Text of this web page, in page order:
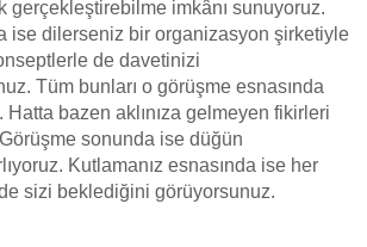
gerçekleştirebilme imkânı sunuyoruz.
ise dilerseniz bir organizasyon şirketiyle
de davetinizi
Tüm bunları o görüşme esnasında
bazen aklınıza gelmeyen fikirleri
sonunda ise düğün
Kutlamanız esnasında ise her
sizi beklediğini görüyorsunuz.